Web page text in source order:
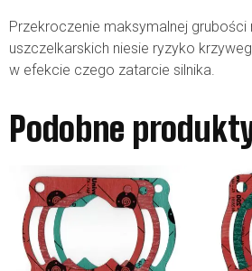
Przekroczenie maksymalnej grubości
uszczelkarskich niesie ryzyko
w efekcie czego zatarcie silnika.
Podobne